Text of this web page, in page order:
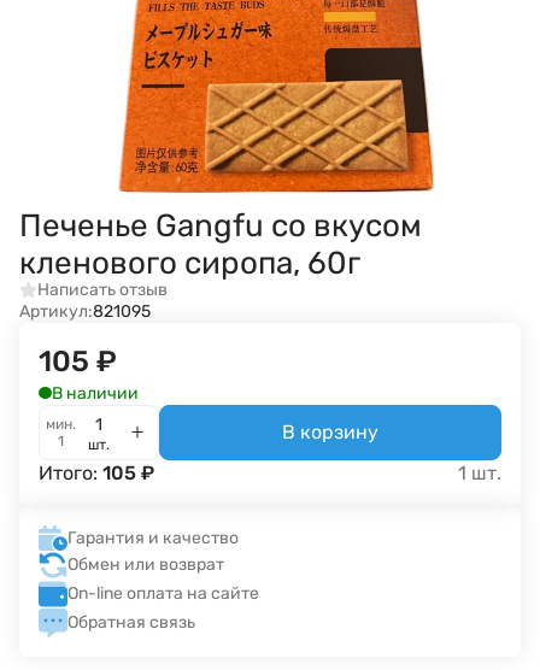
Печенье Gangfu со вкусом
кленового сиропа, 60г
Написать отзыв
Артикул:821095
105 ₽
В наличии
мин.
1
шт.
В корзину
Итого: 105 ₽ 1 шт.
Гарантия и качество
Обмен или возврат
On-line оплата на сайте
Обратная связь